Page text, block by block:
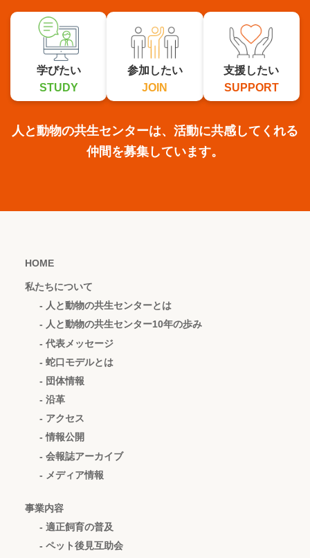
学びたい
STUDY
参加したい
JOIN
支援したい
SUPPORT
人と動物の共生センターは、活動に共感してくれる
仲間を募集しています。
HOME
私たちについて
- 人と動物の共生センターとは
- 人と動物の共生センター10年の歩み
- 代表メッセージ
- 蛇口モデルとは
- 団体情報
- 沿革
- アクセス
- 情報公開
- 会報誌アーカイブ
- メディア情報
事業内容
- 適正飼育の普及
- ペット後見互助会